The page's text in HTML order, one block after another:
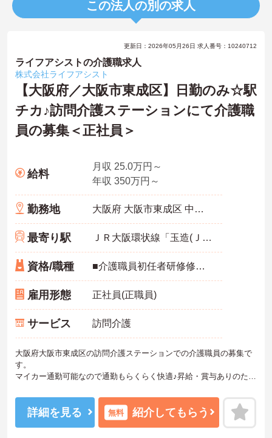
この法人の別の求人
更新日：2026年05月26日 求人番号：10240712
ライフアシストの介護職求人
株式会社ライフアシスト
【大阪府／大阪市東成区】日勤のみ☆駅
チカ♪訪問介護ステーションにて介護職
員の募集＜正社員＞
給料
月収 25.0万円～
年収 350万円～
勤務地 大阪府 大阪市東成区 中道4‐3‐5
最寄り駅 ＪＲ大阪環状線「玉造(ＪＲ)駅」徒歩8分
資格/職種 ■介護職員初任者研修修了者、介護職員実務者研修修了者、介護福祉士いずれか必須
雇用形態 正社員(正職員)
サービス 訪問介護
大阪府大阪市東成区の訪問介護ステーションでの介護職員の募集で
す。
マイカー通勤可能なので通勤もらくらく快適♪昇給・賞与ありのた
ご興味のある方は、面接のポイントをお伝えしますのでお気軽にお
問い合せください。
詳細を見る 無料 紹介してもらう